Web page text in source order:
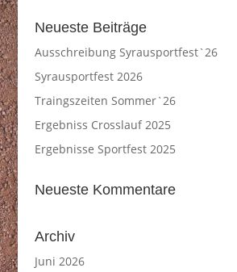
Neueste Beiträge
Ausschreibung Syrausportfest`26
Syrausportfest 2026
Traingszeiten Sommer`26
Ergebniss Crosslauf 2025
Ergebnisse Sportfest 2025
Neueste Kommentare
Archiv
Juni 2026